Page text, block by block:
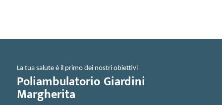
La tua salute è il primo dei nostri obiettivi
Poliambulatorio Giardini
Margherita